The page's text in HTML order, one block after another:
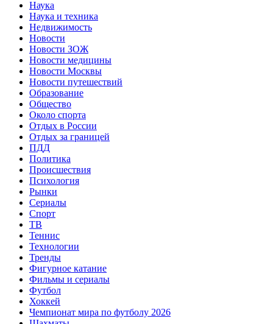
Наука
Наука и техника
Недвижимость
Новости
Новости ЗОЖ
Новости медицины
Новости Москвы
Новости путешествий
Образование
Общество
Около спорта
Отдых в России
Отдых за границей
ПДД
Политика
Происшествия
Психология
Рынки
Сериалы
Спорт
ТВ
Теннис
Технологии
Тренды
Фигурное катание
Фильмы и сериалы
Футбол
Хоккей
Чемпионат мира по футболу 2026